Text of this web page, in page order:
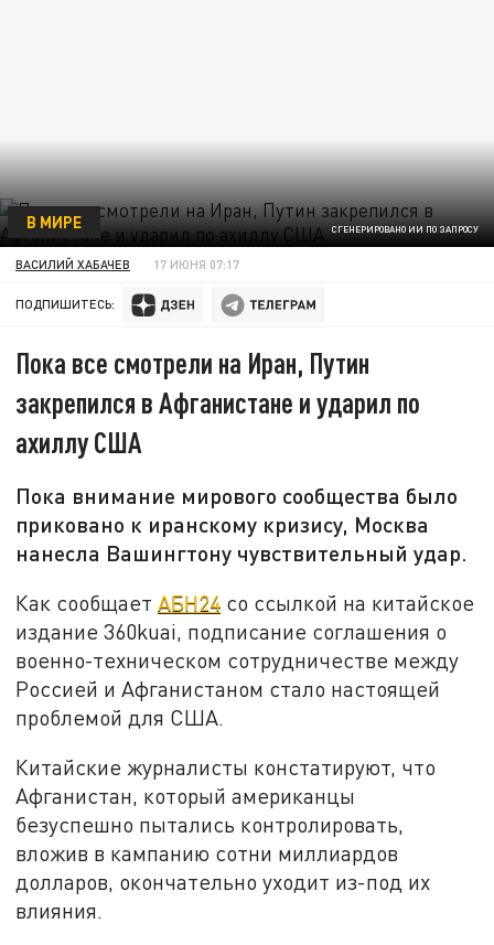
СГЕНЕРИРОВАНО ИИ ПО ЗАПРОСУ
В МИРЕ
ВАСИЛИЙ ХАБАЧЕВ 17 ИЮНЯ 07:17
ПОДПИШИТЕСЬ:
Пока все смотрели на Иран, Путин
закрепился в Афганистане и ударил по
ахиллу США
Пока внимание мирового сообщества было
приковано к иранскому кризису, Москва
нанесла Вашингтону чувствительный удар.
Как сообщаетАБН24 со ссылкой на китайское
издание 360kuai, подписание соглашения о
военно-техническом сотрудничестве между
Россией и Афганистаном стало настоящей
проблемой для США.
Китайские журналисты констатируют, что
Афганистан, который американцы
безуспешно пытались контролировать,
вложив в кампанию сотни миллиардов
долларов, окончательно уходит из-под их
влияния.